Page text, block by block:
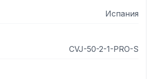
Испания
CVJ-50-2-1-PRO-S